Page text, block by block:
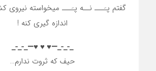
گفتم پـَـــ نــه پـَـــ میخواسته
اندازه گیری کنه !
_-_-_—♥️ ♥️ ♥️—_-_-_
حیف که ثروت ندارم…